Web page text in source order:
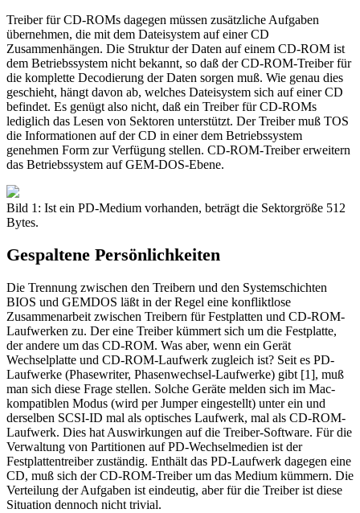
Treiber für CD-ROMs dagegen müssen zusätzliche Aufgaben
übernehmen, die mit dem Dateisystem auf einer CD
Zusammenhängen. Die Struktur der Daten auf einem CD-ROM ist
dem Betriebssystem nicht bekannt, so daß der CD-ROM-Treiber für
die komplette Decodierung der Daten sorgen muß. Wie genau dies
geschieht, hängt davon ab, welches Dateisystem sich auf einer CD
befindet. Es genügt also nicht, daß ein Treiber für CD-ROMs
lediglich das Lesen von Sektoren unterstützt. Der Treiber muß TOS
die Informationen auf der CD in einer dem Betriebssystem
genehmen Form zur Verfügung stellen. CD-ROM-Treiber erweitern
das Betriebssystem auf GEM-DOS-Ebene.
Bild 1: Ist ein PD-Medium vorhanden, beträgt die Sektorgröße 512
Bytes.
Gespaltene Persönlichkeiten
Die Trennung zwischen den Treibern und den Systemschichten
BIOS und GEMDOS läßt in der Regel eine konfliktlose
Zusammenarbeit zwischen Treibern für Festplatten und CD-ROM-
Laufwerken zu. Der eine Treiber kümmert sich um die Festplatte,
der andere um das CD-ROM. Was aber, wenn ein Gerät
Wechselplatte und CD-ROM-Laufwerk zugleich ist? Seit es PD-
Laufwerke (Phasewriter, Phasenwechsel-Laufwerke) gibt [1], muß
man sich diese Frage stellen. Solche Geräte melden sich im Mac-
kompatiblen Modus (wird per Jumper eingestellt) unter ein und
derselben SCSI-ID mal als optisches Laufwerk, mal als CD-ROM-
Laufwerk. Dies hat Auswirkungen auf die Treiber-Software. Für die
Verwaltung von Partitionen auf PD-Wechselmedien ist der
Festplattentreiber zuständig. Enthält das PD-Laufwerk dagegen eine
CD, muß sich der CD-ROM-Treiber um das Medium kümmern. Die
Verteilung der Aufgaben ist eindeutig, aber für die Treiber ist diese
Situation dennoch nicht trivial.